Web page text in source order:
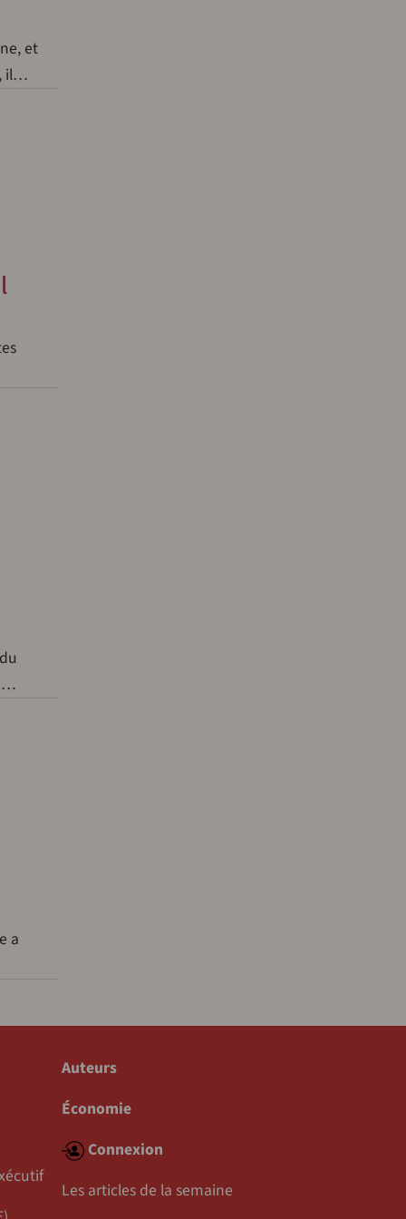
et
il…
a
Auteurs
Économie
Connexion
Les articles de la semaine